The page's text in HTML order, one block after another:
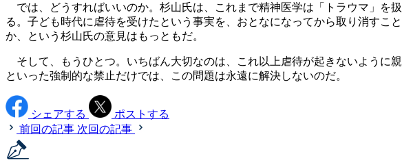
では、どうすればいいのか。杉山氏は、これまで精神医学は「トラウマ」を
る。子ども時代に虐待を受けたという事実を、おとなになってから取り消す
か、という杉山氏の意見はもっともだ。
そして、もうひとつ。いちばん大切なのは、これ以上虐待が起きないように
といった強制的な禁止だけでは、この問題は永遠に解決しないのだ。
シェアする
ポストする
前回の記事 次回の記事